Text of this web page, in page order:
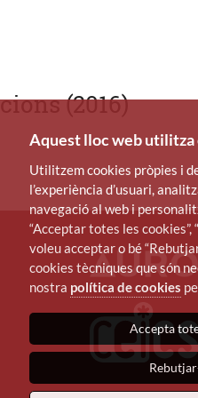
(2016)
Aquest lloc web utilitza
Utilitzem cookies pròpies i
l’experiència d’usuari,
navegació al web i
“Acceptar totes les
voleu acceptar o bé
cookies tècniques que són
nostra política de cookies
Accepta